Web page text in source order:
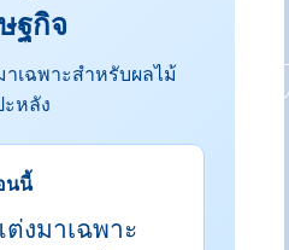
ฐกิจ
เฉพาะสำหรับผลไม้
หลัง
นนี้
งมาเฉพาะ